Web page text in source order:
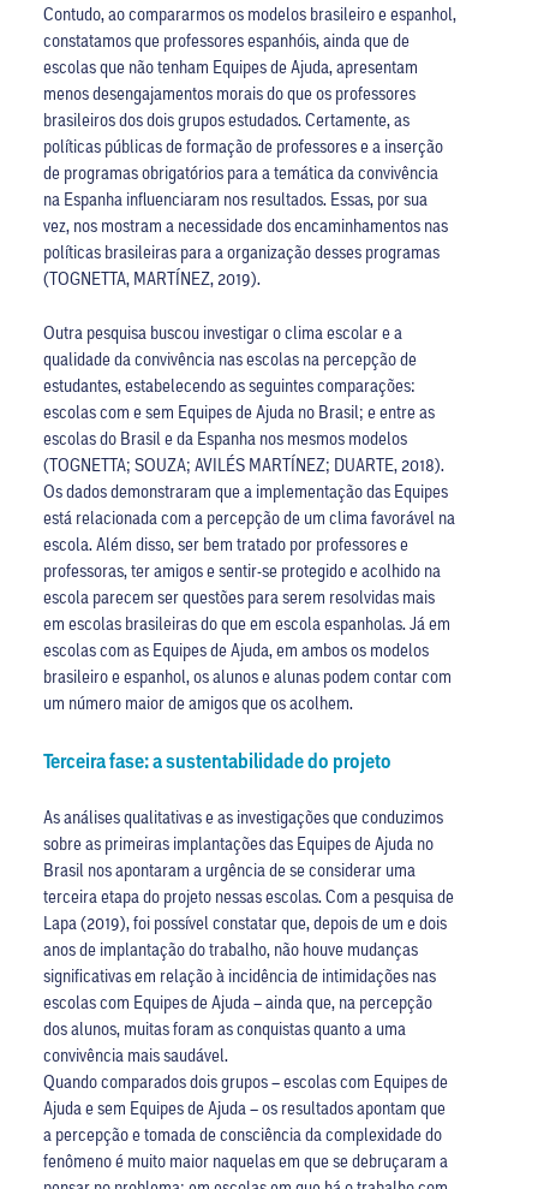
Contudo, ao compararmos os modelos brasileiro e espanhol,
constatamos que professores espanhóis, ainda que de
escolas que não tenham Equipes de Ajuda, apresentam
menos desengajamentos morais do que os professores
brasileiros dos dois grupos estudados. Certamente, as
políticas públicas de formação de professores e a inserção
de programas obrigatórios para a temática da convivência
na Espanha influenciaram nos resultados. Essas, por sua
vez, nos mostram a necessidade dos encaminhamentos nas
políticas brasileiras para a organização desses programas
(TOGNETTA, MARTÍNEZ, 2019).
Outra pesquisa buscou investigar o clima escolar e a
qualidade da convivência nas escolas na percepção de
estudantes, estabelecendo as seguintes comparações:
escolas com e sem Equipes de Ajuda no Brasil; e entre as
escolas do Brasil e da Espanha nos mesmos modelos
(TOGNETTA; SOUZA; AVILÉS MARTÍNEZ; DUARTE, 2018).
Os dados demonstraram que a implementação das Equipes
está relacionada com a percepção de um clima favorável na
escola. Além disso, ser bem tratado por professores e
professoras, ter amigos e sentir-se protegido e acolhido na
escola parecem ser questões para serem resolvidas mais
em escolas brasileiras do que em escola espanholas. Já em
escolas com as Equipes de Ajuda, em ambos os modelos
brasileiro e espanhol, os alunos e alunas podem contar com
um número maior de amigos que os acolhem.
Terceira fase: a sustentabilidade do projeto
As análises qualitativas e as investigações que conduzimos
sobre as primeiras implantações das Equipes de Ajuda no
Brasil nos apontaram a urgência de se considerar uma
terceira etapa do projeto nessas escolas. Com a pesquisa de
Lapa (2019), foi possível constatar que, depois de um e dois
anos de implantação do trabalho, não houve mudanças
significativas em relação à incidência de intimidações nas
escolas com Equipes de Ajuda – ainda que, na percepção
dos alunos, muitas foram as conquistas quanto a uma
convivência mais saudável.
Quando comparados dois grupos – escolas com Equipes de
Ajuda e sem Equipes de Ajuda – os resultados apontam que
a percepção e tomada de consciência da complexidade do
fenômeno é muito maior naquelas em que se debruçaram a